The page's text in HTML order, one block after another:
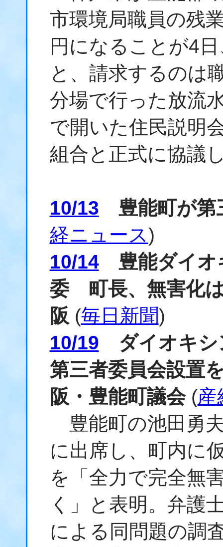
市環境局職員の残
円になることが4
と、請求するのは
分場で行った放流
で開いた住民説明
組合と正式に協議
10/13 豊能町が第
経ニュース)
10/14豊能ダイオ
委 町長、無害化
阪 (毎日新聞)
10/19 ダイオキシ
第三者委員会設置
阪・豊能町議会(産
豊能町の池田勇
に出席し、町内に
を「全力で完全無
く」と表明。弁護
による同問題の調